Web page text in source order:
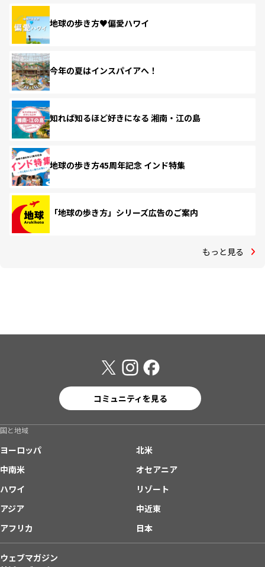
地球の歩き方♥偏愛ハワイ
今年の夏はインスパイアへ！
知れば知るほど好きになる 湘南・江の島
地球の歩き方45周年記念 インド特集
「地球の歩き方」シリーズ広告のご案内
もっと見る
コミュニティを見る
国と地域
ヨーロッパ
北米
中南米
オセアニア
ハワイ
リゾート
アジア
中近東
アフリカ
日本
ウェブマガジン